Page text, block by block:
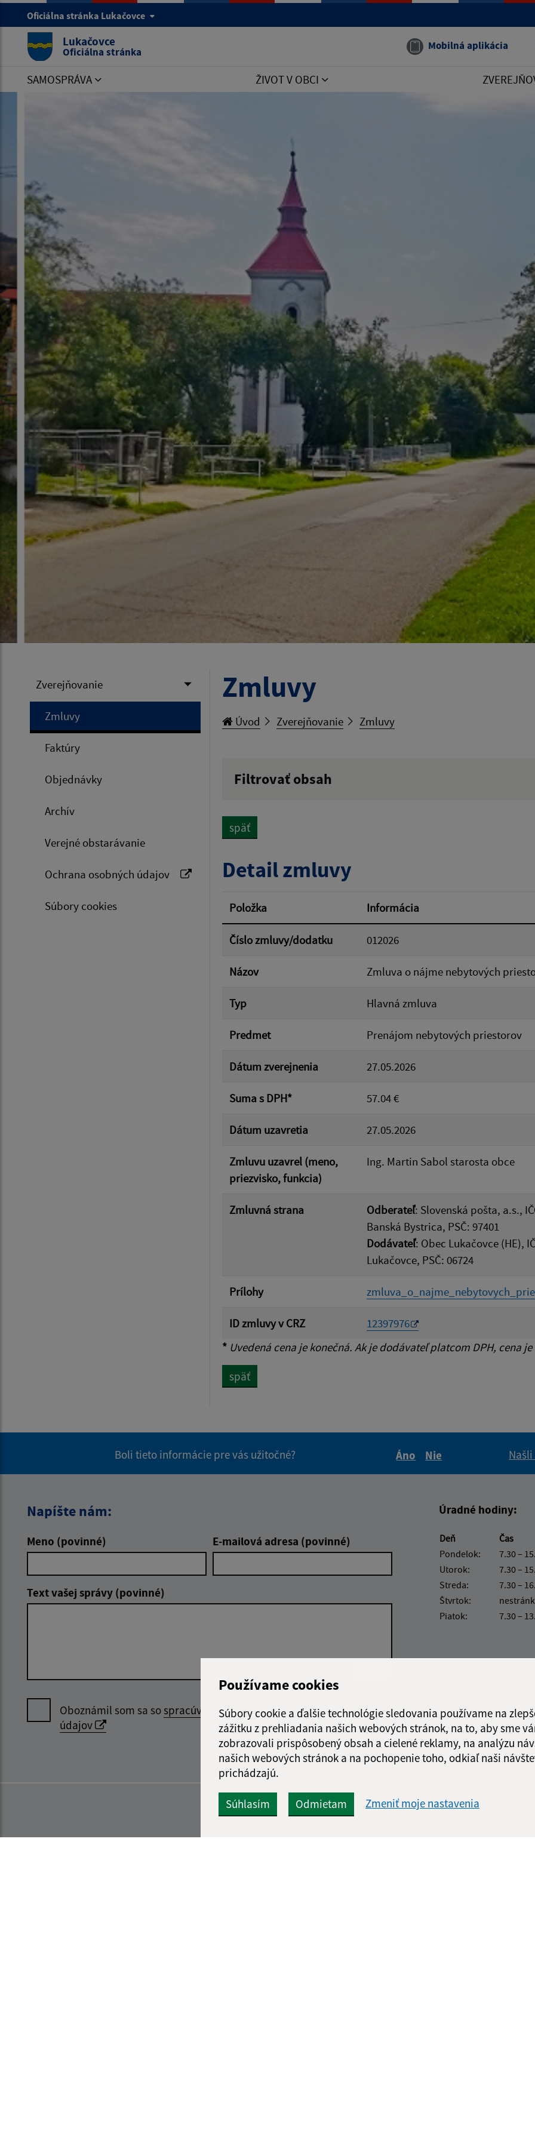
Používame cookies
Súbory cookie a ďalšie technológie sledovania používame na
zážitku z prehliadania našich webových stránok, na to, aby sme
zobrazovali prispôsobený obsah a cielené reklamy, na analýzu
našich webových stránok a na pochopenie toho, odkiaľ naši
prichádzajú.
Súhlasím Odmietam Zmeniť moje nastavenia
Oficiálna stránka Lukačovce
Lukačovce
Oficiálna stránka Mobilná aplikácia
SAMOSPRÁVA ŽIVOT V OBCI
Zverejňovanie
Zmluvy
Faktúry
Objednávky
Archív
Verejné obstarávanie
Ochrana osobných údajov
Súbory cookies
Zmluvy
Úvod Zverejňovanie Zmluvy
Filtrovať obsah
Suma od:
späť
Detail zmluvy
Položka Informácia
Číslo zmluvy/dodatku 012026
Názov Zmluva o nájme nebytových
Typ Hlavná zmluva
Predmet Prenájom nebytových priestorov
Dátum zverejnenia 27.05.2026
Suma s DPH* 57.04 €
Dátum uzavretia 27.05.2026
Zmluvu uzavrel (meno,
priezvisko, funkcia)
Ing. Martin Sabol starosta obce
Zmluvná strana Odberateľ: Slovenská pošta, a.s.,
Banská Bystrica, PSČ: 97401
Dodávateľ: Obec Lukačovce (HE),
Lukačovce, PSČ: 06724
Prílohy
ID zmluvy v CRZ
12397976
* Uvedená cena je konečná. Ak je dodávateľ platcom DPH, cena
späť
Boli tieto informácie pre vás užitočné?
Áno
Nie
Napíšte nám:
Meno (povinné) E-mailová adresa (povinné)
Text vašej správy (povinné)
Oboznámil som sa sospracúvaním osobných
údajov
Odoslať
správu
Úradné hodiny:
Deň
Čas
Pondelok:
7.30 –
Utorok:
7.30 –
Streda:
7.30 –
Štvrtok:
Piatok:
7.30 –